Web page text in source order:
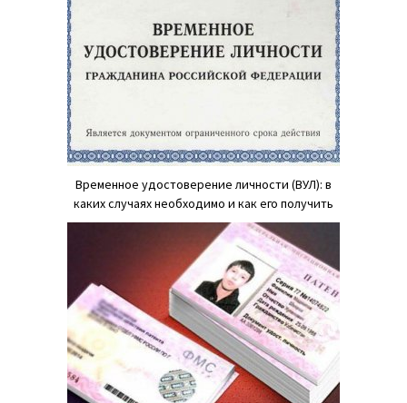
Временное удостоверение личности (ВУЛ): в
каких случаях необходимо и как его получить